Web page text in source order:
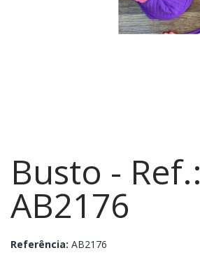
Busto - Ref.:
AB2176
Referência: AB2176